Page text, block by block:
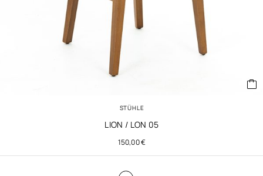
STÜHLE
LION / LON 05
150,00€